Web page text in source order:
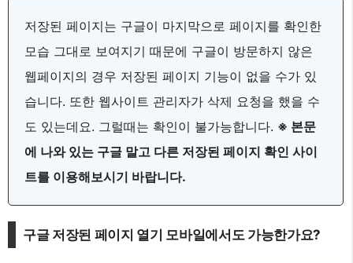
저장된 페이지는 구글이 마지막으로 페이지를 확인한
모습 그대로 보여지기 때문에 구글이 방문하지 않은
웹페이지의 경우 저장된 페이지 기능이 없을 수가 있
습니다. 또한 웹사이트 관리자가 삭제 요청을 했을 수
도 있는데요. 그럴때는 확인이 불가능합니다. ※ 본문
에 나와 있는 구글 말고 다른 저장된 페이지 확인 사이
트를 이용해보시기 바랍니다.
구글 저장된 페이지 열기 모바일에서도 가능한가요?